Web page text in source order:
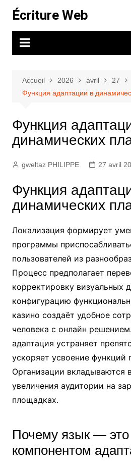
contenu
Écriture Web
Accueil 2026 avril
27
Функция адаптации в
Функция
динамических
gweltaz PHILIPPE 27 avril
Функция
динамических
Локализация формирует
программы
пользователей из
Процесс предполагает
корректировку визуальных
конфигурацию
казино создаёт удобное
человека с онлайн
адаптация устраняет
ускоряет усвоение функций
Организации вкладываются
увеличения аудитории на
площадках.
Почему язык —
компонентом